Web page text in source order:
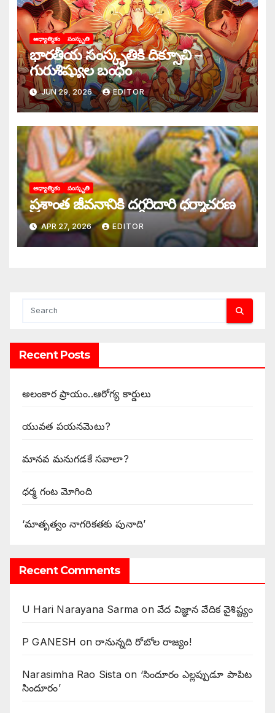
ఆధ్యాత్మికం సంస్కృతి
భారతీయ సంస్కృతికి దిక్సూచి –
గురుశిష్యుల బంధం
JUN 29, 2026 EDITOR
ఆధ్యాత్మికం సంస్కృతి
‌ప్రశాంత జీవనానికి దగ్గరిదారి ధర్మాచరణ
APR 27, 2026 EDITOR
Recent Posts
అలంకార ప్రాయం..ఆరోగ్య కార్డులు
యువత పయనమెటు?
మానవ మనుగడకే సవాలా?
ధర్మ గంట మోగింది
‘మాతృత్వం నాగరికతకు పునాది’
Recent Comments
U Hari Narayana Sarma onవేద విజ్ఞాన వేదిక వైశిష్ట్యం
P GANESH on‌రానున్నది రోబోల రాజ్యం!
Narasimha Rao Sistaon ‘సిందూరం ఎల్లప్పుడూ పాపిట
సిందూరం’